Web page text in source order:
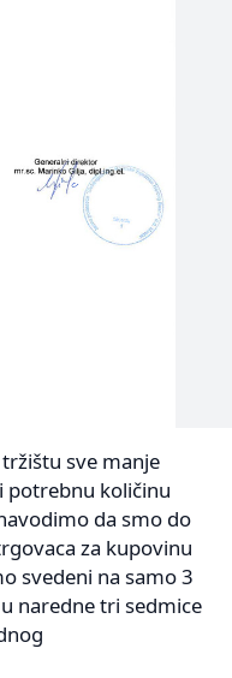
sve manje
potrebnu količinu
da smo do
za kupovinu
svedeni na samo 3
naredne tri sedmice